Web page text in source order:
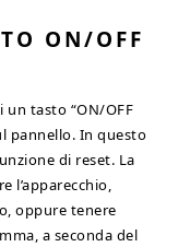
ON/OFF
tasto “ON/OFF
pannello. In questo
di reset. La
l’apparecchio,
oppure tenere
a seconda del